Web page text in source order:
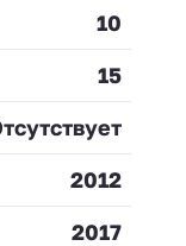
10
15
2012
2017